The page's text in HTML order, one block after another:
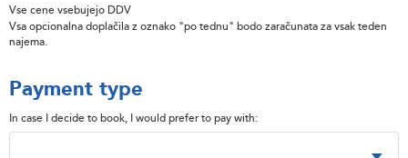
Vse cene vsebujejo DDV
Vsa opcionalna doplačila z oznako "po tednu" bodo zaračunata za vsak teden
najema.
Payment type
In case I decide to book, I would prefer to pay with: